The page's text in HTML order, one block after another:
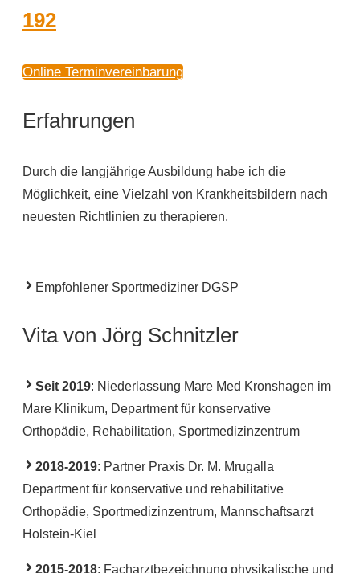
192
Online Terminvereinbarung
Erfahrungen
Durch die langjährige Ausbildung habe ich die
Möglichkeit, eine Vielzahl von Krankheitsbildern nach
neuesten Richtlinien zu therapieren.
Empfohlener Sportmediziner DGSP
Vita von Jörg Schnitzler
Seit 2019: Niederlassung Mare Med Kronshagen im
Mare Klinikum, Department für konservative
Orthopädie, Rehabilitation, Sportmedizinzentrum
2018-2019: Partner Praxis Dr. M. Mrugalla
Department für konservative und rehabilitative
Orthopädie, Sportmedizinzentrum, Mannschaftsarzt
Holstein-Kiel
2015-2018: Facharztbezeichnung physikalische und